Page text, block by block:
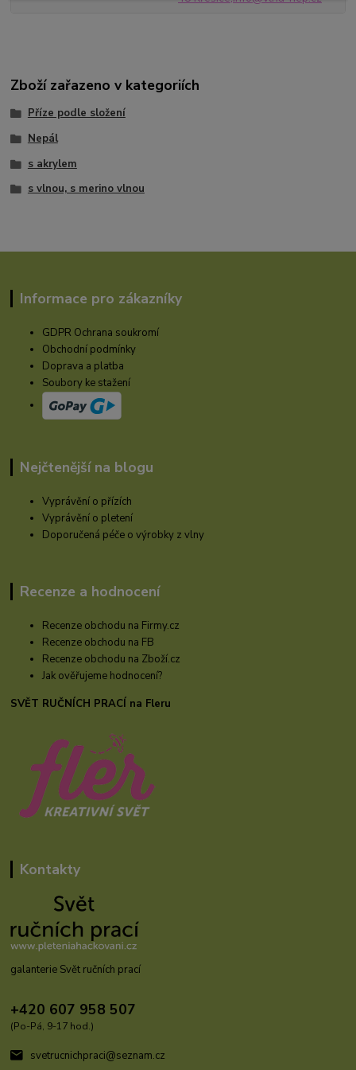
Zboží zařazeno v kategoriích
Příze podle složení
Nepál
s akrylem
s vlnou, s merino vlnou
Informace pro zákazníky
GDPR Ochrana soukromí
Obchodní podmínky
Doprava a platba
Soubory ke stažení
Nejčtenější na blogu
Vyprávění o přízích
Vyprávění o pletení
Doporučená péče o výrobky z vlny
Recenze a hodnocení
Recenze obchodu na Firmy.cz
Recenze obchodu na FB
Recenze obchodu na Zboží.cz
Jak ověřujeme hodnocení?
SVĚT RUČNÍCH PRACÍ na Fleru
Kontakty
galanterie Svět ručních prací
+420 607 958 507
(Po-Pá, 9-17 hod.)
svetrucnichpraci@seznam.cz